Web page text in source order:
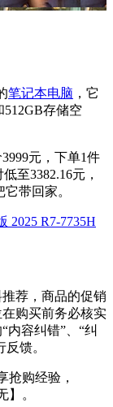
笔记本电脑 ，它
512GB存储空
元，下单1件
至3382.16元，
带回家。
2025 R7-7735H
荐，商品的促销
购买前务必核实
内容纠错”、“纠
馈。
抢购经验，
】。